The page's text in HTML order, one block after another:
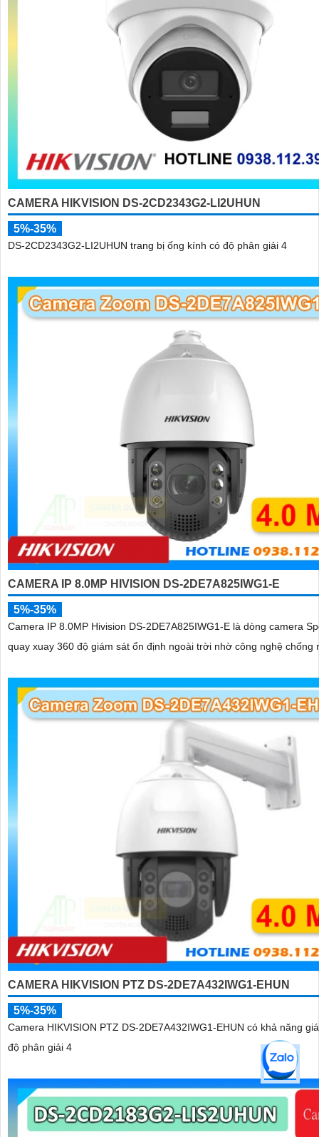
CAMERA HIKVISION DS-2CD2343G2-LI2UHUN
5%-35%
DS-2CD2343G2-LI2UHUN trang bị ống kính có độ phân giải 4
CAMERA IP 8.0MP HIVISION DS-2DE7A825IWG1-E
5%-35%
Camera IP 8.0MP Hivision DS-2DE7A825IWG1-E là dòng camera
quay xuay 360 độ giám sát ổn định ngoài trời nhờ công nghệ chống
CAMERA HIKVISION PTZ DS-2DE7A432IWG1-EHUN
5%-35%
Camera HIKVISION PTZ DS-2DE7A432IWG1-EHUN có khả năng
độ phân giải 4